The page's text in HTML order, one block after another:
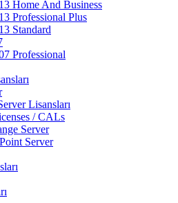
Home And Business
Professional Plus
Standard
Professional
Lisansları
/ CALs
Server
Server